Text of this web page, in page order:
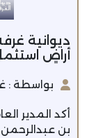
أراضٍ
بواسطة :
أكد المدير
بن